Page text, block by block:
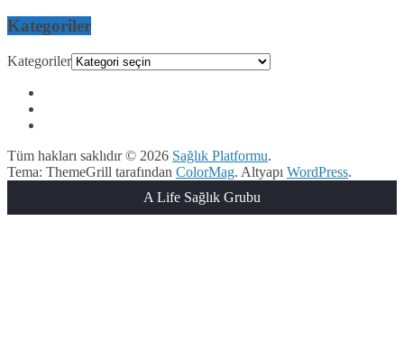
Kategoriler
Kategoriler
Tüm hakları saklıdır © 2026 Sağlık Platformu.
Tema: ThemeGrill tarafından ColorMag. Altyapı WordPress.
A Life Sağlık Grubu